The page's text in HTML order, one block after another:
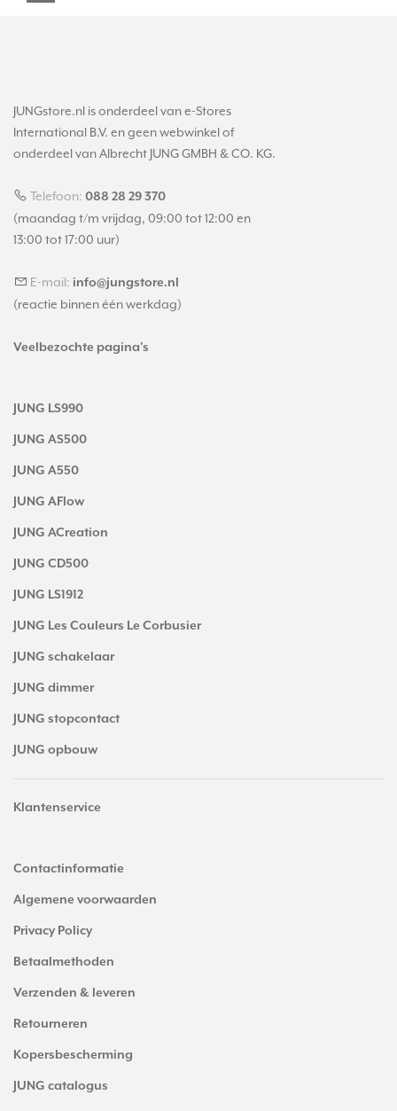
JUNGstore.nl is onderdeel van e-Stores
International B.V. en geen webwinkel of
onderdeel van Albrecht JUNG GMBH & CO. KG.
Telefoon: 088 28 29 370
(maandag t/m vrijdag, 09:00 tot 12:00 en
13:00 tot 17:00 uur)
E-mail: info@jungstore.nl
(reactie binnen één werkdag)
Veelbezochte pagina's
JUNG LS990
JUNG AS500
JUNG A550
JUNG AFlow
JUNG ACreation
JUNG CD500
JUNG LS1912
JUNG Les Couleurs Le Corbusier
JUNG schakelaar
JUNG dimmer
JUNG stopcontact
JUNG opbouw
Klantenservice
Contactinformatie
Algemene voorwaarden
Privacy Policy
Betaalmethoden
Verzenden & leveren
Retourneren
Kopersbescherming
JUNG catalogus